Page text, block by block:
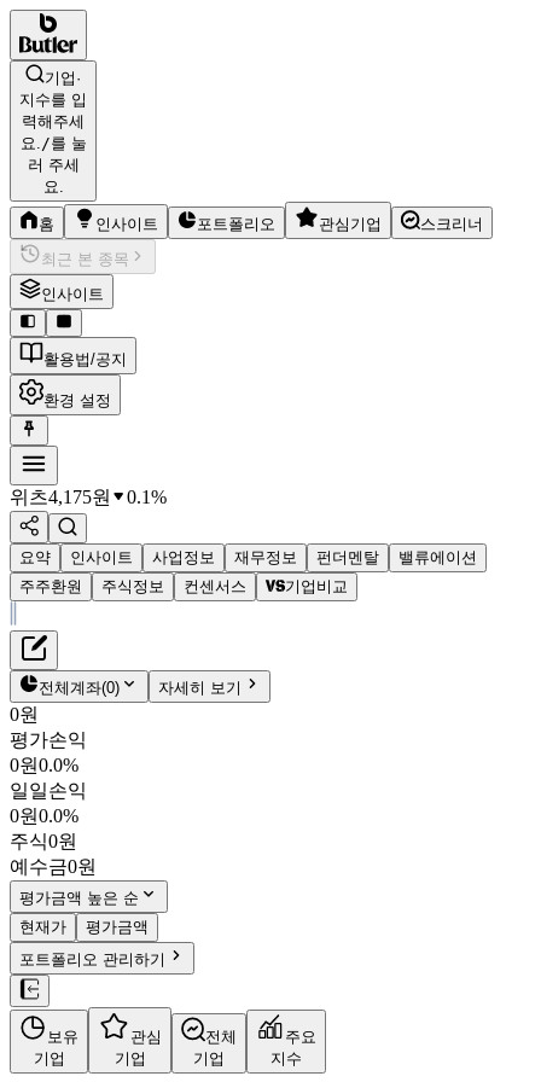
기업·
지수를 입
력해주세
요./를 눌
러 주세
요.
홈 인사이트 포트폴리오 관심기업
스크리너
최근 본 종목
인사이트
활용법/공지
환경 설정
위츠4,175원 0.1%
요약 인사이트 사업정보 재무정보 펀더멘탈
밸류에이션
주주환원
주식정보 컨센서스 기업비교
위츠
4,175원
459100
KOSDAQ
시가총액
PBR1.25
PER29.08
fPER 12.09
배당수익률7.19%
자사주비율-
결산월12월
4분기누적
10년
주재무제표
재무정보
펀더멘탈
밸류에이션
주주환원
컨센서스
주식정보
전체계좌(0) 자세히 보기
0원
평가손익
0원0.0%
일일손익
0원0.0%
주식0원
예수금0원
평가금액 높은 순
현재가
평가금액
포트폴리오 관리하기
보유
기업
관심
기업
전체
기업
주요
지수